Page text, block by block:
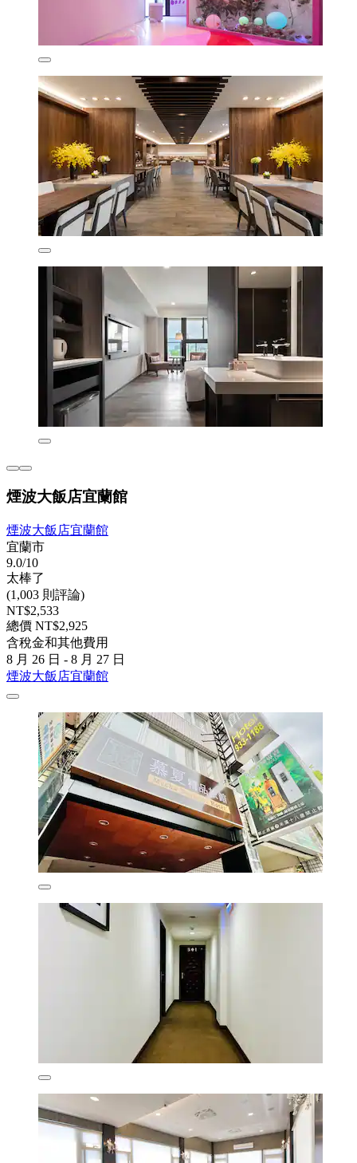
煙波大飯店宜蘭館
煙波大飯店宜蘭館
宜蘭市
9.0/10
太棒了
(1,003 則評論)
NT$2,533
總價 NT$2,925
含稅金和其他費用
8 月 26 日 - 8 月 27 日
煙波大飯店宜蘭館